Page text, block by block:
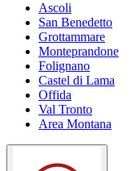
Ascoli
San Benedetto
Grottammare
Monteprandone
Folignano
Castel di Lama
Offida
Val Tronto
Area Montana